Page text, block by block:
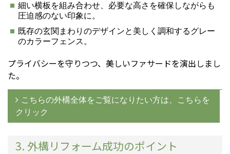
細い横板を組み合わせ、必要な高さを確保しながらも
圧迫感のない印象に。
既存の玄関まわりのデザインと美しく調和するグレー
のカラーフェンス。
プライバシーを守りつつ、美しいファサードを演出しまし
た。
こちらの外構全体をご覧になりたい方は、こちらを
クリック
3. 外構リフォーム成功のポイント